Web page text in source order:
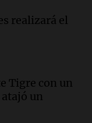
piden por la
rematador
no
gente”
realizará el
Tigre con un
un